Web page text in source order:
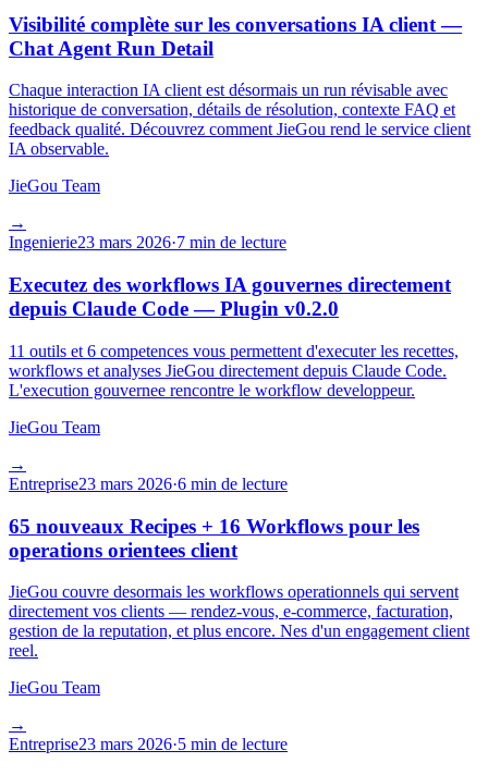
Visibilité complète sur les conversations IA client —
Chat Agent Run Detail
Chaque interaction IA client est désormais un run révisable avec
historique de conversation, détails de résolution, contexte FAQ et
feedback qualité. Découvrez comment JieGou rend le service client
IA observable.
JieGou Team
→
Ingenierie23 mars 2026·7 min de lecture
Executez des workflows IA gouvernes directement
depuis Claude Code — Plugin v0.2.0
11 outils et 6 competences vous permettent d'executer les recettes,
workflows et analyses JieGou directement depuis Claude Code.
L'execution gouvernee rencontre le workflow developpeur.
JieGou Team
→
Entreprise23 mars 2026·6 min de lecture
65 nouveaux Recipes + 16 Workflows pour les
operations orientees client
JieGou couvre desormais les workflows operationnels qui servent
directement vos clients — rendez-vous, e-commerce, facturation,
gestion de la reputation, et plus encore. Nes d'un engagement client
reel.
JieGou Team
→
Entreprise23 mars 2026·5 min de lecture